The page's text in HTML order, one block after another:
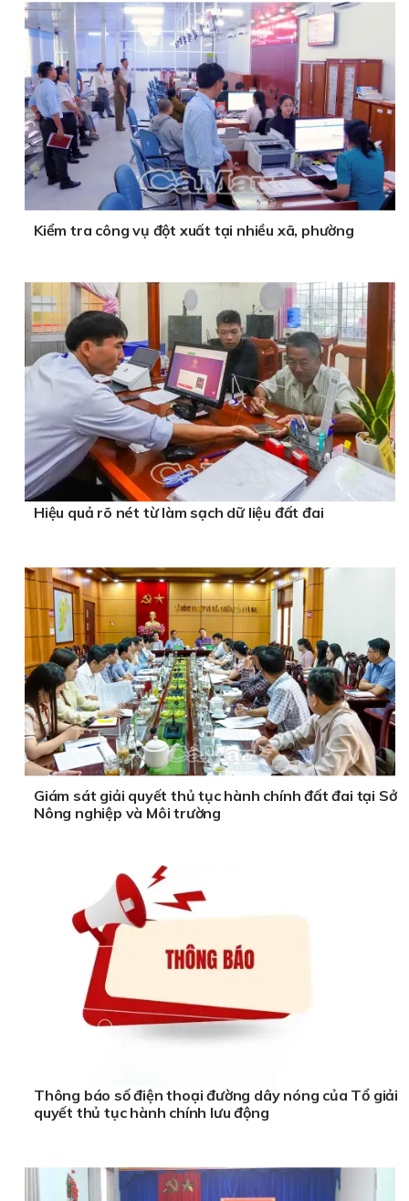
Kiểm tra công vụ đột xuất tại nhiều xã, phường
Hiệu quả rõ nét từ làm sạch dữ liệu đất đai
Giám sát giải quyết thủ tục hành chính đất đai tại Sở
Nông nghiệp và Môi trường
Thông báo số điện thoại đường dây nóng của Tổ giải
quyết thủ tục hành chính lưu động